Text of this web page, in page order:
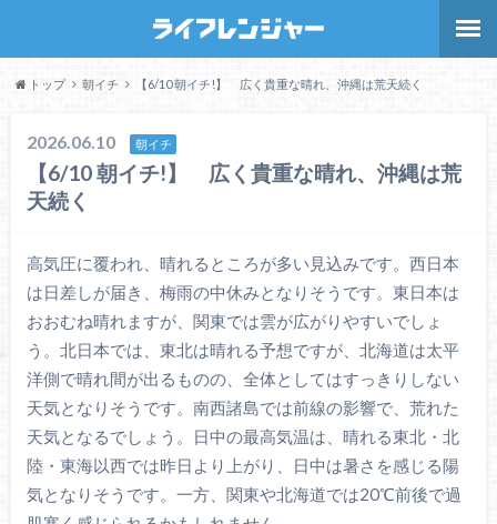
トップ 朝イチ 【6/10 朝イチ!】 広く貴重な晴れ、沖縄は荒天続く
2026.06.10 朝イチ
【6/10 朝イチ!】 広く貴重な晴れ、沖縄は荒
天続く
高気圧に覆われ、晴れるところが多い見込みです。西日本
は日差しが届き、梅雨の中休みとなりそうです。東日本は
おおむね晴れますが、関東では雲が広がりやすいでしょ
う。北日本では、東北は晴れる予想ですが、北海道は太平
洋側で晴れ間が出るものの、全体としてはすっきりしない
天気となりそうです。南西諸島では前線の影響で、荒れた
天気となるでしょう。日中の最高気温は、晴れる東北・北
陸・東海以西では昨日より上がり、日中は暑さを感じる陽
気となりそうです。一方、関東や北海道では20℃前後で過